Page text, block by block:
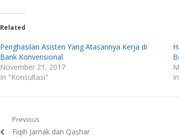
Related
Penghasilan Asisten Yang Atasannya Kerja di
Bank Konvensional
November 21, 2017
In "Konsultasi"
PostPrevious
Previous
Fiqih Jamak dan Qashar